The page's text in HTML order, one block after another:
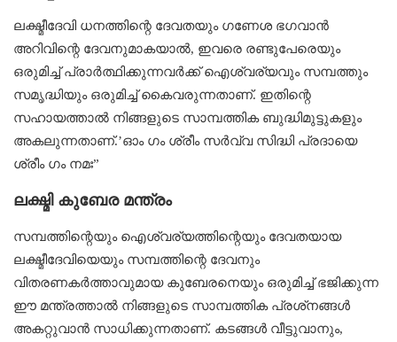
ലക്ഷ്മീദേവി ധനത്തിന്റെ ദേവതയും ഗണേശ ഭഗവാൻ
അറിവിന്റെ ദേവനുമാകയാൽ, ഇവരെ രണ്ടുപേരെയും
ഒരുമിച്ച് പ്രാർത്ഥിക്കുന്നവർക്ക് ഐശ്വര്യവും സമ്പത്തും
സമൃദ്ധിയും ഒരുമിച്ച് കൈവരുന്നതാണ്. ഇതിന്റെ
സഹായത്താൽ നിങ്ങളുടെ സാമ്പത്തിക ബുദ്ധിമുട്ടുകളും
അകലുന്നതാണ്.’ഓം ഗം ശ്രീം സർവ്വ സിദ്ധി പ്രദായെ
ശ്രീം ഗം നമഃ”
ലക്ഷ്മി കുബേര മന്ത്രം
സമ്പത്തിന്റെയും ഐശ്വര്യത്തിന്റെയും ദേവതയായ
ലക്ഷ്മീദേവിയെയും സമ്പത്തിന്റെ ദേവനും
വിതരണകർത്താവുമായ കുബേരനെയും ഒരുമിച്ച് ഭജിക്കുന്ന
ഈ മന്ത്രത്താൽ നിങ്ങളുടെ സാമ്പത്തിക പ്രശ്‌നങ്ങൾ
അകറ്റുവാൻ സാധിക്കുന്നതാണ്. കടങ്ങൾ വീട്ടുവാനും,